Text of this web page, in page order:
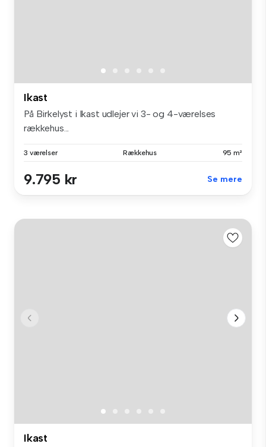
Ikast
På Birkelyst i Ikast udlejer vi 3- og 4-værelses
rækkehus...
3 værelser Rækkehus 95 m²
9.795 kr Se mere
Ikast